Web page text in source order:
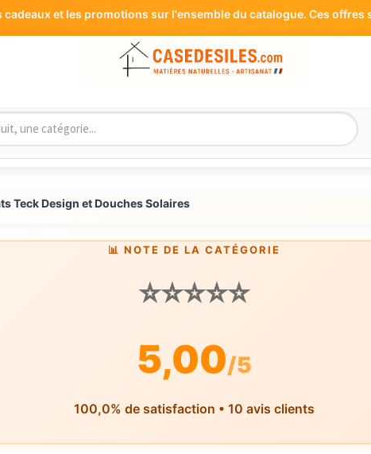
cadeaux et les promotions sur l'ensemble du catalogue. Ces
Teck Design et Douches Solaires
📊 NOTE DE LA CATÉGORIE
⭐⭐⭐⭐⭐
5,00/5
100,0% de satisfaction • 10 avis clients